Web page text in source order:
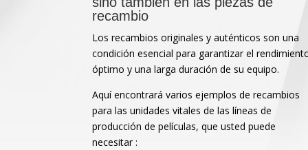
recambio
Los recambios originales y auténticos son una
condición esencial para garantizar el
óptimo y una larga duración de su equipo.
Aquí encontrará varios ejemplos de recambios
para las unidades vitales de las líneas de
producción de películas, que usted puede
necesitar :